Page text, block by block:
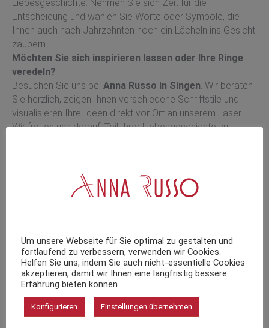
Liebesgeschichte. Nehmen Sie sich Zeit für die
Entscheidung und wählen Sie Worte oder Symbole, die
Ihnen auch nach Jahrzehnten noch ein Lächeln ins Gesicht
zaubern.
Möchten Sie sich inspirieren lassen oder Ihre Ringe
veredeln?
Besuchen Sie uns bei Anna Russo in Singen. Wir beraten
Sie herzlich, zeigen Ihnen verschiedene Schriftstile und
visualisieren Ihre Ideen direkt vor Ort an unserem Laser.
Wir freuen uns darauf, Teil Ihrer Liebesgeschichte zu
Mai 22, 2026
Teilen Sie diesen Post
Um unsere Webseite für Sie optimal zu gestalten und
fortlaufend zu verbessern, verwenden wir Cookies.
Helfen Sie uns, indem Sie auch nicht-essentielle Cookies
akzeptieren, damit wir Ihnen eine langfristig bessere
Erfahrung bieten können.
Konfigurieren Einstellungen übernehmen